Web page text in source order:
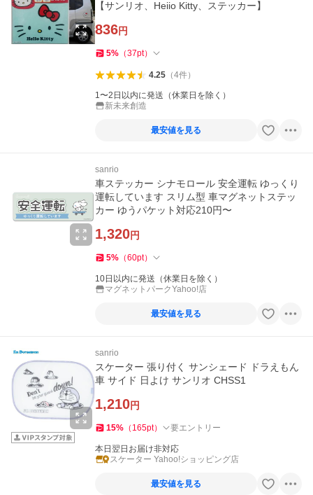
【サンリオ、Heiio Kitty、ステッカー】
836円
5% （37pt）
4.25（4件）
1〜2日以内に発送（休業日を除く）
新未来創造
最安値を見る
sanrio
車ステッカー シナモロール 安全運転 ゆっくり
運転しています スリム型 車マグネットステッ
カー ゆうパケット対応210円〜
1,320円
5% （60pt）
10日以内に発送（休業日を除く）
マグネットパークYahoo!店
最安値を見る
sanrio
スケーター 張り付く サンシェード ドラえもん
車 サイド 日よけ サンリオ CHSS1
1,210円
15% （ 165pt） 要エントリー
本日翌日お届け非対応
スケーター Yahoo!ショッピング店
最安値を見る